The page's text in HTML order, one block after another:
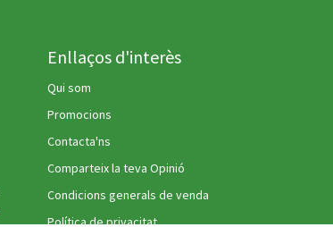
Enllaços d'interès
Qui som
Promocions
Contacta'ns
Comparteix la teva Opinió
Condicions generals de venda
Política de privacitat